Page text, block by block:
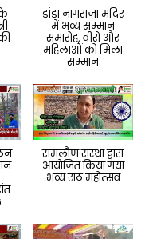
के
डांडा नागराजा मंदिर
में भव्य सम्मान
समारोह, वीरों और
महिलाओं को मिला
सम्मान
समलौण संस्था द्वारा
आयोजित किया गया
भव्य राठ महोत्सव